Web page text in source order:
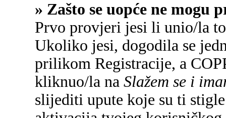
» Zašto se uopće ne mogu
Prvo provjeri jesi li unio/la
Ukoliko jesi, dogodila se
prilikom Registracije, a
kliknuo/la na Slažem se i
slijediti upute koje su ti